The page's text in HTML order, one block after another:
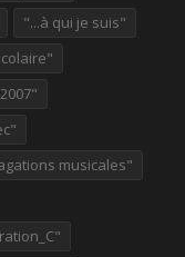
"...à qui je suis"
musicales"